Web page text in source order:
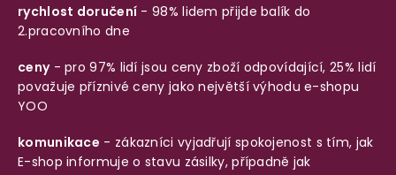
rychlost doručení - 98% lidem přijde balík do
2.pracovního dne
ceny- pro 97% lidí jsou ceny zboží odpovídající, 25% lidí
považuje příznivé ceny jako největší výhodu e-shopu
YOO
komunikace - zákazníci vyjadřují spokojenost s tím, jak
E-shop informuje o stavu zásilky, případně jak